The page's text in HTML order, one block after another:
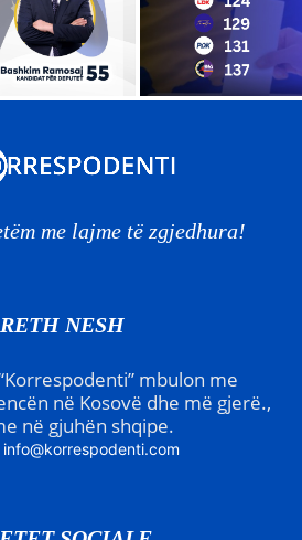
me lajme të zgjedhura!
NESH
mbulon me
në Kosovë dhe më gjerë.,
në gjuhën shqipe.
info@korrespodenti.com